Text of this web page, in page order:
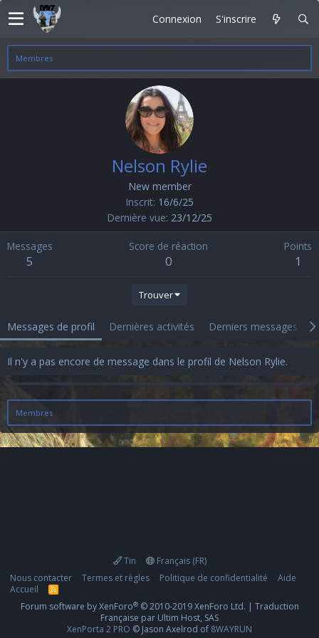
Connexion S'inscrire
Membres
Nelson Rylie
New member
Inscrit 16/6/25
Dernière vue 23/12/25
Messages
5
Score de réaction
0
Points
1
Trouver
Messages de profil Dernières activités Derniers messages
Il n'y a pas encore de message dans le profil de Nelson Rylie.
Membres
Tin
Français (FR)
Nous contacter
Termes et règles Politique de confidentialité
Aide
Accueil
R
S
S
Forum software by XenForo® © 2010-2019 XenForo Ltd. | Traduction
Française par Ultim Host, SAS
XenPorta 2 PRO © Jason Axelrod of 8WAYRUN